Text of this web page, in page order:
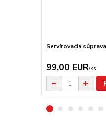
Servírovacia
99,00 EUR/ks